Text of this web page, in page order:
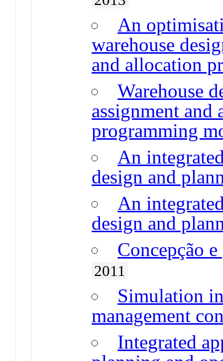
An
warehouse
and allocation
Warehouse
assignment and
programming
An
design and
An
design and
Concepção
2011
Simulation
management
Integrated